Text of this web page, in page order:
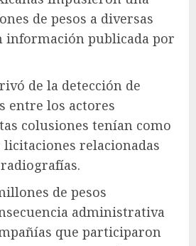
de pesos a diversas
información publicada por
de la detección de
entre los actores
colusiones tenían como
relacionadas
de pesos
administrativa
que participaron